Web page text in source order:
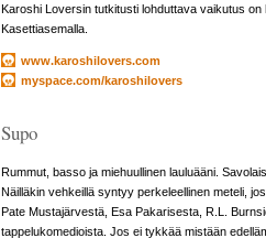
Karoshi Loversin tutkitusti lohduttava vaikutus
Kasettiasemalla.
www.karoshilovers.com
myspace.com/karoshilovers
Supo
Rummut, basso ja miehuullinen lauluääni.
Näilläkin vehkeillä syntyy perkeleellinen meteli,
Pate Mustajärvestä, Esa Pakarisesta, R.L.
tappelukomedioista. Jos ei tykkää mistään